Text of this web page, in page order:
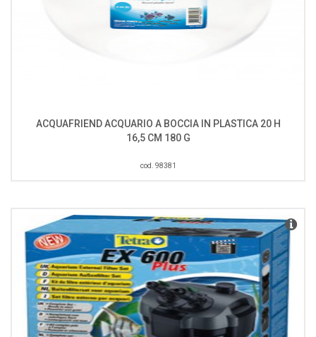
ACQUAFRIEND ACQUARIO A BOCCIA IN PLASTICA 20 H
16,5 CM 180 G
cod. 98381